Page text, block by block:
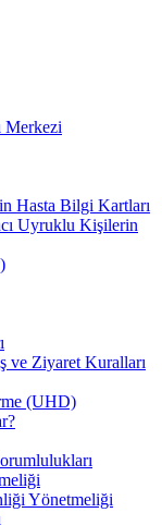
Merkezi
Hasta Bilgi Kartları
Uyruklu Kişilerin
ve Ziyaret Kuralları
(UHD)
Yönetmeliği